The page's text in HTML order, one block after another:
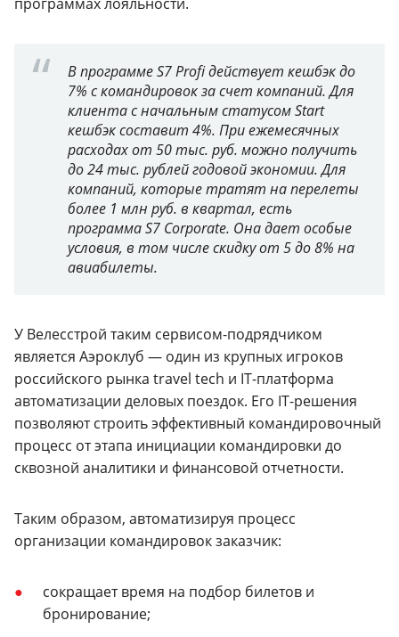
В программе S7 Profi действует кешбэк до
7% с командировок за счет компаний. Для
клиента с начальным статусом Start
кешбэк составит 4%. При ежемесячных
расходах от 50 тыс. руб. можно получить
до 24 тыс. рублей годовой экономии. Для
компаний, которые тратят на перелеты
более 1 млн руб. в квартал, есть
программа S7 Corporate. Она дает особые
условия, в том числе скидку от 5 до 8% на
авиабилеты.
У Велесстрой таким сервисом-подрядчиком
является Аэроклуб — один из крупных игроков
российского рынка travel tech и IT-платформа
автоматизации деловых поездок. Его IT-решения
позволяют строить эффективный командировочный
процесс от этапа инициации командировки до
сквозной аналитики и финансовой отчетности.
Таким образом, автоматизируя процесс
организации командировок заказчик:
сокращает время на подбор билетов и
бронирование;